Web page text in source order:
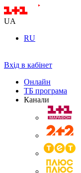
UA
RU
Вхід в кабінет
Онлайн
ТБ програма
Канали